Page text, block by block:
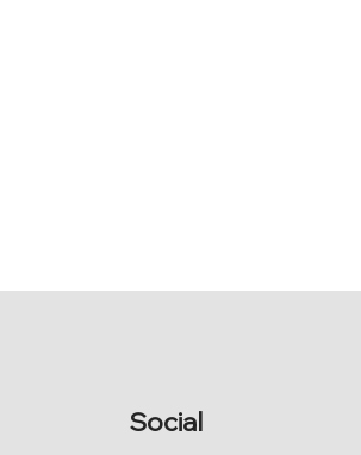
Social